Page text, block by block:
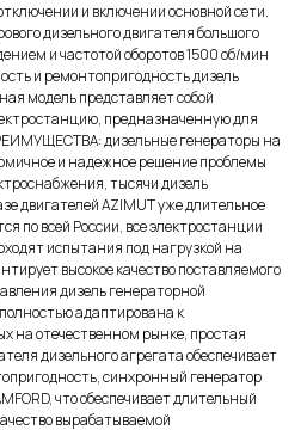
и включении основной сети.
дизельного двигателя большого
и частотой оборотов 1500 об/мин
и ремонтопригодность дизель
модель представляет собой
предназначенную для
дизельные генераторы на
и надежное решение проблемы
тысячи дизель
двигателей AZIMUT уже длительное
по всей России, все электростанции
испытания под нагрузкой на
высокое качество поставляемого
дизель генераторной
адаптирована к
на отечественном рынке, простая
дизельного агрегата обеспечивает
синхронный генератор
что обеспечивает длительный
вырабатываемой